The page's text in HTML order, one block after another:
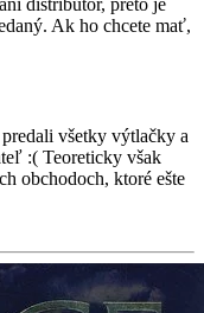
distribútor, preto je
Ak ho chcete mať,
všetky výtlačky a
:( Teoreticky však
obchodoch, ktoré ešte